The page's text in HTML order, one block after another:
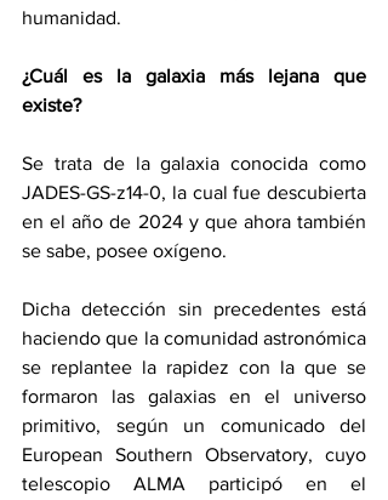
humanidad.
¿Cuál es la galaxia más lejana que
existe?
Se trata de la galaxia conocida como
JADES-GS-z14-0, la cual fue descubierta
en el año de 2024 y que ahora también
se sabe, posee oxígeno.
Dicha detección sin precedentes está
haciendo que la comunidad astronómica
se replantee la rapidez con la que se
formaron las galaxias en el universo
primitivo, según un comunicado del
European Southern Observatory, cuyo
telescopio ALMA participó en el